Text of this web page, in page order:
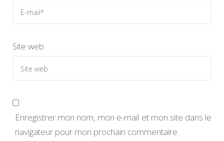
Site web
Enregistrer mon nom, mon e-mail et mon site dans le
navigateur pour mon prochain commentaire.